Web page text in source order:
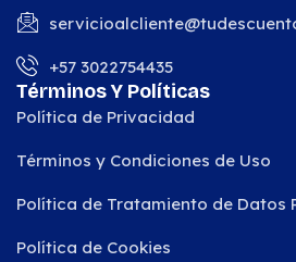
+57 3022754435
Términos Y Políticas
Política de Privacidad
Términos y Condiciones de Uso
Política de Tratamiento de Datos
Política de Cookies